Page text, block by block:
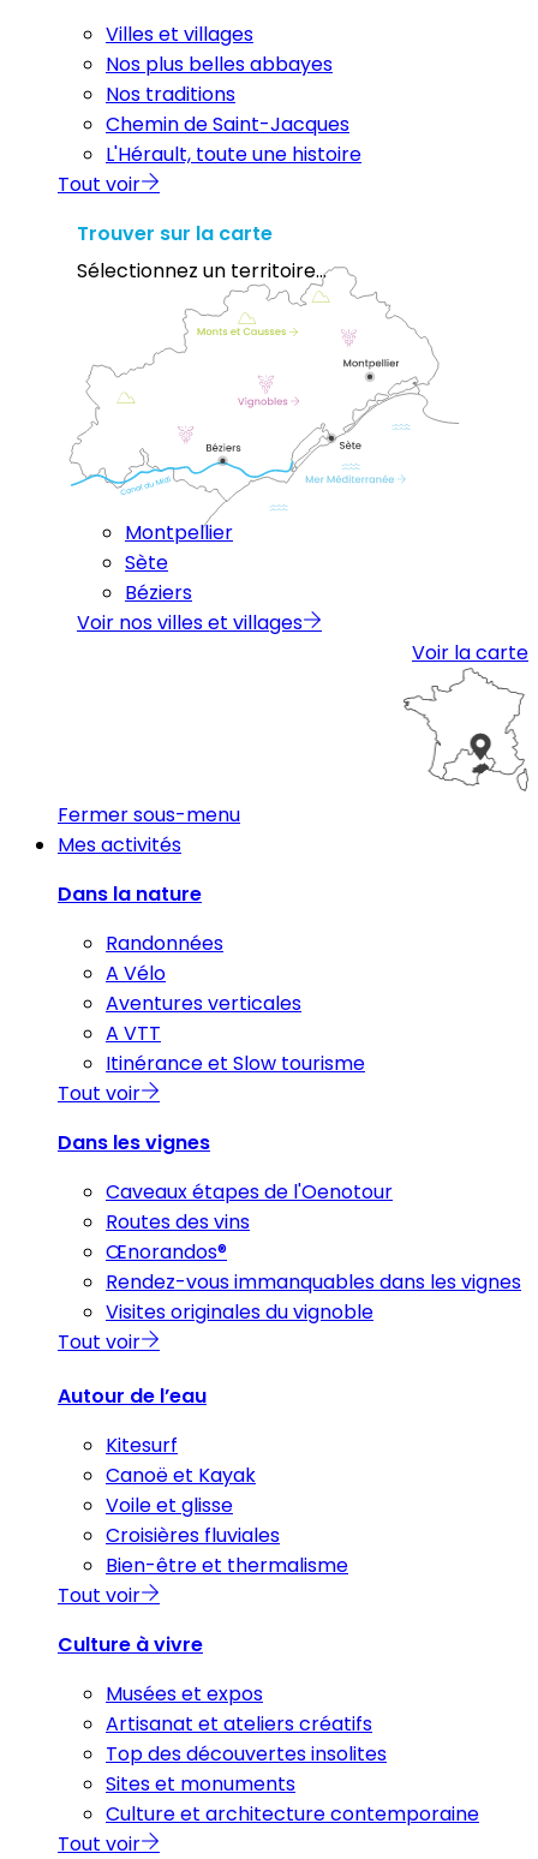
Villes et villages
Nos plus belles abbayes
Nos traditions
Chemin de Saint-Jacques
L'Hérault, toute une histoire
Tout voir
Trouver sur la carte
Sélectionnez un territoire...
Montpellier
Sète
Béziers
Voir nos villes et villages
Voir la carte
Fermer sous-menu
Mes activités
Dans la nature
Randonnées
A Vélo
Aventures verticales
A VTT
Itinérance et Slow tourisme
Tout voir
Dans les vignes
Caveaux étapes de l'Oenotour
Routes des vins
Œnorandos®
Rendez-vous immanquables dans les vignes
Visites originales du vignoble
Tout voir
Autour de l’eau
Kitesurf
Canoë et Kayak
Voile et glisse
Croisières fluviales
Bien-être et thermalisme
Tout voir
Culture à vivre
Musées et expos
Artisanat et ateliers créatifs
Top des découvertes insolites
Sites et monuments
Culture et architecture contemporaine
Tout voir